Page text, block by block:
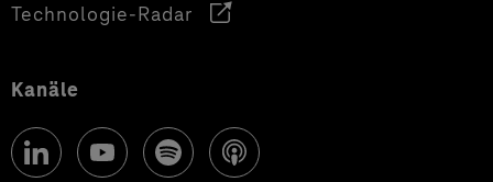
Technologie-Radar
Kanäle